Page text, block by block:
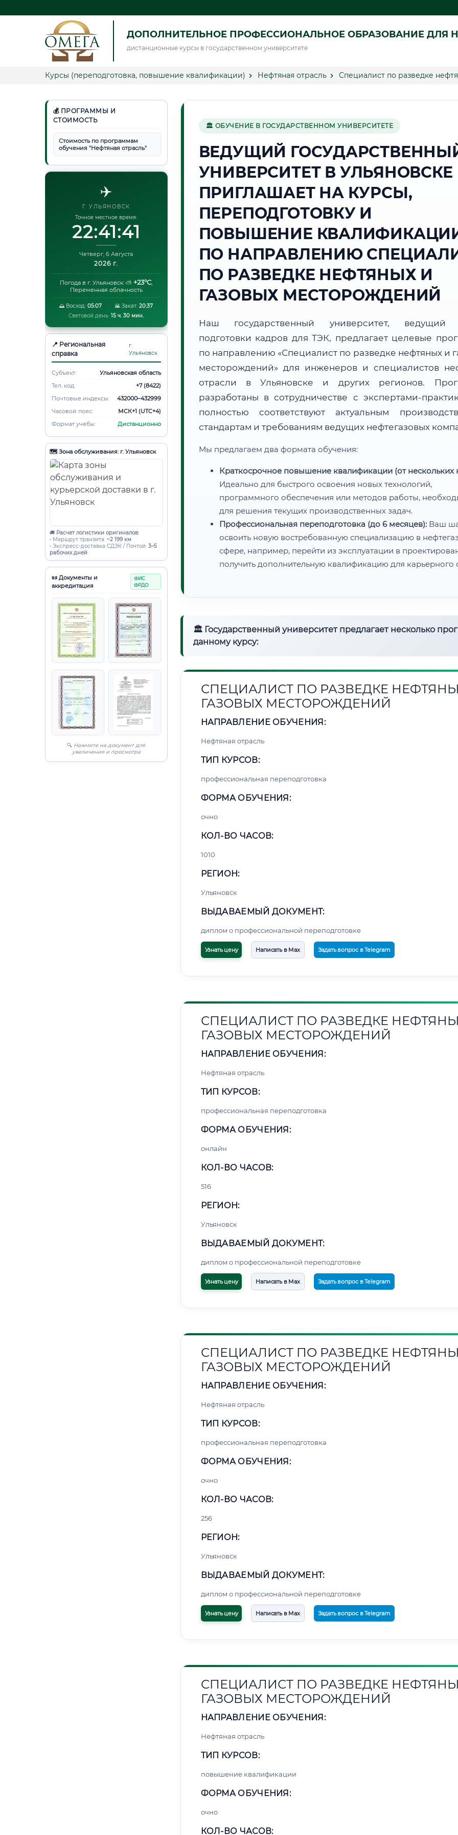
ДОПОЛНИТЕЛЬНОЕ ПРОФЕССИОНАЛЬНОЕ ОБРАЗОВАНИЕ ДЛЯ
дистанционные курсы в государственном университете
Курсы (переподготовка, повышение квалификации) Нефтяная отрасль Специалист по разведке
💰 ПРОГРАММЫ И
СТОИМОСТЬ
Стоимость по программам
обучения "Нефтяная отрасль"
✈️
Г. УЛЬЯНОВСК
Точное местное время:
22:41:42
Четверг, 6 Августа
2026 г.
Погода в г. Ульяновск: ⛅ +23°C,
Переменная облачность
🌅 Восход: 05:07 🌇 Закат:20:37
Световой день: 15 ч. 30 мин.
📍 Региональная
справка
г.
Ульяновск
Субъект:
Ульяновская область
Тел. код:
+7 (8422)
Почтовые индексы:
432000–432999
Часовой пояс:
МСК+1 (UTC+4)
Формат учебы:
Дистанционно
🗺️ Зона обслуживания: г. Ульяновск
🚚 Расчет логистики оригиналов:
• Маршрут транзита: ~2 199 км
• Экспресс-доставка СДЭК / Почтой: 3–5
рабочих дней
📜 Документы и
аккредитация
ФИС
ФРДО
🔍 Нажмите на документ для
увеличения и просмотра
🏛 ОБУЧЕНИЕ В ГОСУДАРСТВЕННОМ УНИВЕРСИТЕТЕ
ВЕДУЩИЙ
УНИВЕРСИТЕТ В УЛЬЯНОВСКЕ
ПРИГЛАШАЕТ НА КУРСЫ,
ПЕРЕПОДГОТОВКУ И
ПОВЫШЕНИЕ
ПО НАПРАВЛЕНИЮ
ПО РАЗВЕДКЕ НЕФТЯНЫХ И
ГАЗОВЫХ МЕСТОРОЖДЕНИЙ
Наш государственный университет, ведущий
подготовки кадров для ТЭК, предлагает целевые
по направлению «Специалист по разведке нефтяных и
месторождений» для инженеров и специалистов
отрасли в Ульяновске и других регионов.
разработаны в сотрудничестве с экспертами-
полностью соответствуют актуальным
стандартам и требованиям ведущих нефтегазовых
Мы предлагаем два формата обучения:
Краткосрочное повышение квалификации (от нескольких
Идеально для быстрого освоения новых технологий,
программного обеспечения или методов работы,
для решения текущих производственных задач.
Профессиональная переподготовка (до 6 месяцев):Ваш
освоить новую востребованную специализацию в
сфере, например, перейти из эксплуатации в
получить дополнительную квалификацию для карьерного
🏛 Государственный университет предлагает несколько
данному курсу:
СПЕЦИАЛИСТ ПО РАЗВЕДКЕ
ГАЗОВЫХ МЕСТОРОЖДЕНИЙ
НАПРАВЛЕНИЕ ОБУЧЕНИЯ:
Нефтяная отрасль
ТИП КУРСОВ:
профессиональная переподготовка
ФОРМА ОБУЧЕНИЯ:
очно
КОЛ-ВО ЧАСОВ:
1010
РЕГИОН:
Ульяновск
ВЫДАВАЕМЫЙ ДОКУМЕНТ:
диплом о профессиональной переподготовке
Узнать цену Написать в Max Задать вопрос в Telegram
СПЕЦИАЛИСТ ПО РАЗВЕДКЕ
ГАЗОВЫХ МЕСТОРОЖДЕНИЙ
НАПРАВЛЕНИЕ ОБУЧЕНИЯ:
Нефтяная отрасль
ТИП КУРСОВ:
профессиональная переподготовка
ФОРМА ОБУЧЕНИЯ:
онлайн
КОЛ-ВО ЧАСОВ:
516
РЕГИОН:
Ульяновск
ВЫДАВАЕМЫЙ ДОКУМЕНТ:
диплом о профессиональной переподготовке
Узнать цену Написать в Max Задать вопрос в Telegram
СПЕЦИАЛИСТ ПО РАЗВЕДКЕ
ГАЗОВЫХ МЕСТОРОЖДЕНИЙ
НАПРАВЛЕНИЕ ОБУЧЕНИЯ:
Нефтяная отрасль
ТИП КУРСОВ:
профессиональная переподготовка
ФОРМА ОБУЧЕНИЯ:
очно
КОЛ-ВО ЧАСОВ:
256
РЕГИОН:
Ульяновск
ВЫДАВАЕМЫЙ ДОКУМЕНТ:
диплом о профессиональной переподготовке
Узнать цену Написать в Max Задать вопрос в Telegram
СПЕЦИАЛИСТ ПО РАЗВЕДКЕ
ГАЗОВЫХ МЕСТОРОЖДЕНИЙ
НАПРАВЛЕНИЕ ОБУЧЕНИЯ:
Нефтяная отрасль
ТИП КУРСОВ:
повышение квалификации
ФОРМА ОБУЧЕНИЯ:
очно
КОЛ-ВО ЧАСОВ: